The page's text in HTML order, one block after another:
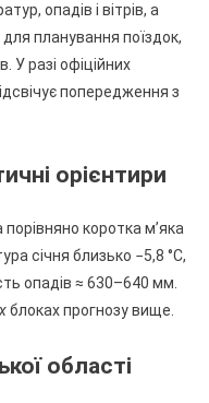
опадів і вітрів, а
планування поїздок,
У разі офіційних
попередження з
орієнтири
коротка м’яка
січня близько −5,8 °C,
опадів ≈ 630–640 мм.
блоках прогнозу вище.
області